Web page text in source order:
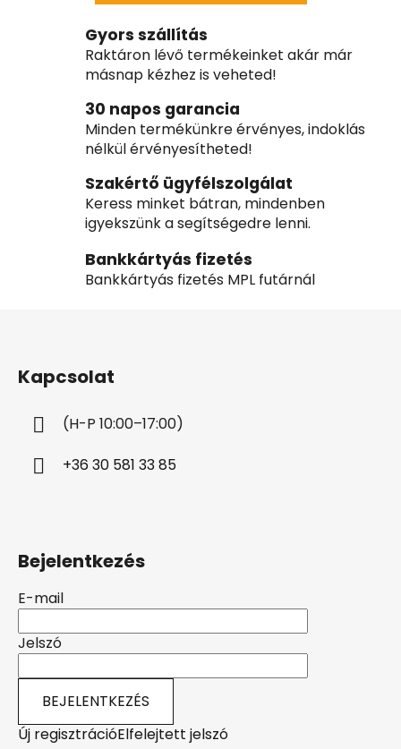
Gyors szállítás
Raktáron lévő termékeinket akár már
másnap kézhez is veheted!
30 napos garancia
Minden termékünkre érvényes, indoklás
nélkül érvényesítheted!
Szakértő ügyfélszolgálat
Keress minket bátran, mindenben
igyekszünk a segítségedre lenni.
Bankkártyás fizetés
Bankkártyás fizetés MPL futárnál
Kapcsolat
(H-P 10:00–17:00)
+36 30 581 33 85
Bejelentkezés
E-mail
Jelszó
BEJELENTKEZÉS
Új regisztrációElfelejtett jelszó